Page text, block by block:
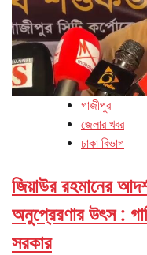
গাজীপুর
জেলার খবর
ঢাকা বিভাগ
জিয়াউর রহমানের
অনুপ্রেরণার উৎস :
সরকার